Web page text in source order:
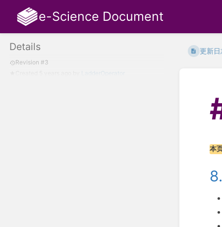
e-Science Document
Details
Revision #3
LadderOperator
更新日
本